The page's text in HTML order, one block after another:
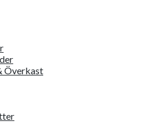
Överkast